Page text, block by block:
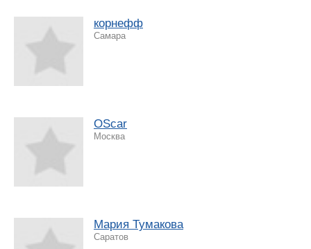
корнефф
Самара
OScar
Москва
Мария Тумакова
Саратов